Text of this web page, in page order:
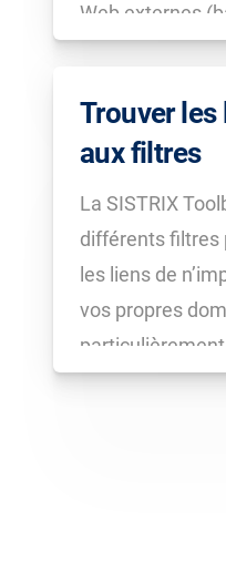
Web externes
module Liens,
Trouver
aux filtres
La SISTRIX
différents filtres
les liens de
vos propres
identifier les